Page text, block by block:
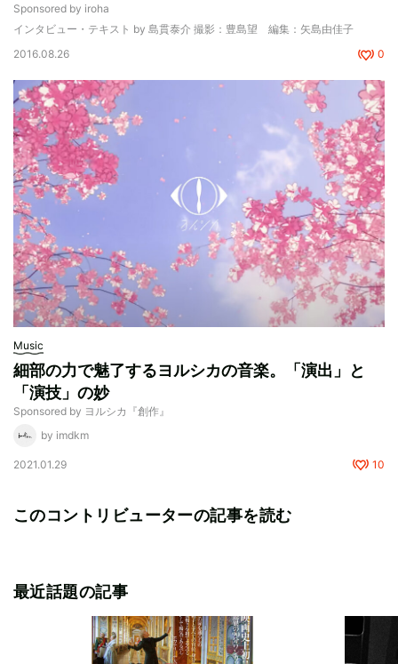
Sponsored by iroha
インタビュー・テキスト by 島貫泰介 撮影：豊島望 編集：矢島由佳子
2016.08.26
0
Music
細部の力で魅了するヨルシカの音楽。「演出」と
「演技」の妙
Sponsored by ヨルシカ『創作』
by imdkm
2021.01.29 10
このコントリビューターの記事を読む
最近話題の記事